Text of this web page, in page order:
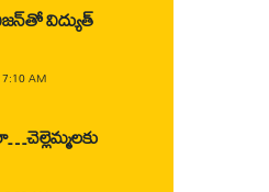
విద్యుత్
AM